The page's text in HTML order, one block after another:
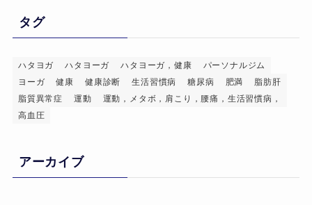
タグ
ハタヨガ ハタヨーガ ハタヨーガ，健康
パーソナルジム
ヨーガ
健康 健康診断 生活習慣病 糖尿病 肥満
脂肪肝
脂質異常症
運動
運動，メタボ，肩こり，腰痛，生活習慣病，
高血圧
アーカイブ